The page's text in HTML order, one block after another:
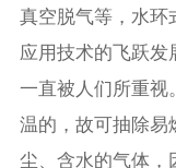
真空脱气等，水环
应用技术的飞跃发
一直被人们所重视
温的，故可抽除易
尘、含水的气体，